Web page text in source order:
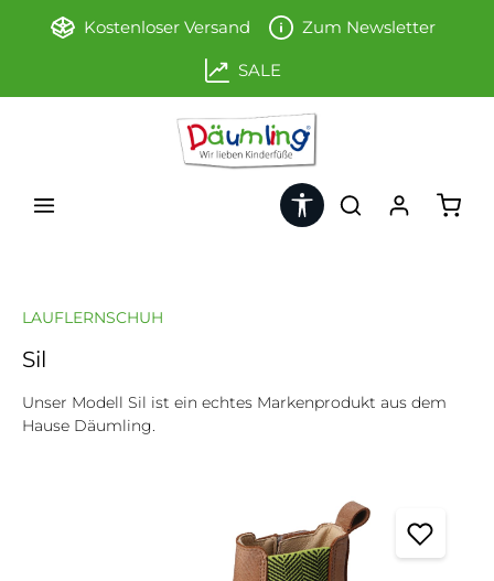
Zum Hauptinhalt springen
Kostenloser Versand Zum Newsletter
SALE
Werkzeugleiste anzeigen
LAUFLERNSCHUH
Sil
Unser Modell Sil ist ein echtes Markenprodukt aus dem
Hause Däumling.